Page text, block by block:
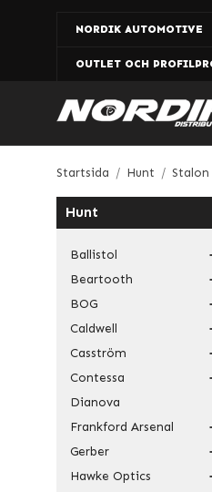
NORDIK AUTOMOTIVE
OUTLET OCH
Startsida / Hunt / Stalon
Hunt
Ballistol
Beartooth
BOG
Caldwell
Casström
Contessa
Dianova
Frankford Arsenal
Gerber
Hawke Optics